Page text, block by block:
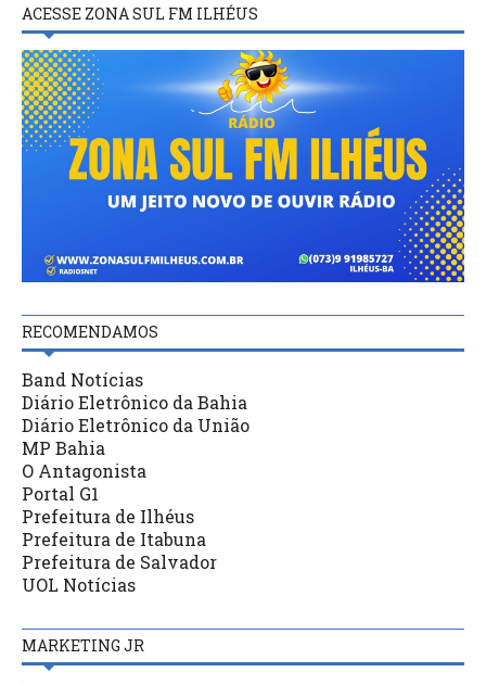
ACESSE ZONA SUL FM ILHÉUS
RECOMENDAMOS
Band Notícias
Diário Eletrônico da Bahia
Diário Eletrônico da União
MP Bahia
O Antagonista
Portal G1
Prefeitura de Ilhéus
Prefeitura de Itabuna
Prefeitura de Salvador
UOL Notícias
MARKETING JR